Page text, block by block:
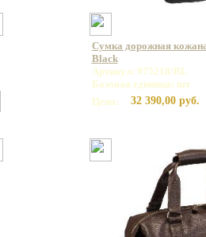
Сумка дорожная
Black
Артикул: 975218/BL
Базовая единица: шт
Цена:
32 390,00 руб.